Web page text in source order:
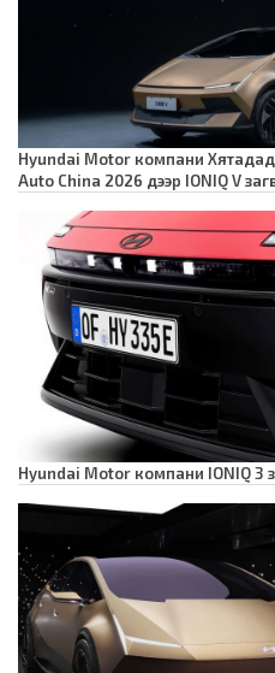
Hyundai Motor компани
Auto China 2026 дээр IONIQ V
Hyundai Motor компани IONIQ 3